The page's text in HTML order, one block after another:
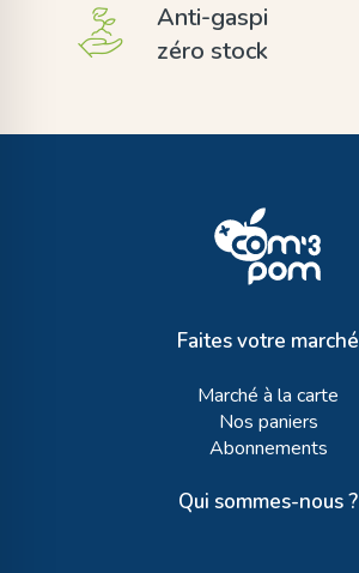
Anti-gaspi
zéro stock
Faites votre marché
Marché à la carte
Nos paniers
Abonnements
Qui sommes-nous ?